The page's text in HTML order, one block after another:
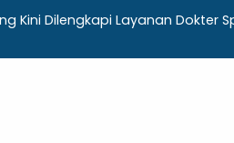
Kini Dilengkapi Layanan Dokter